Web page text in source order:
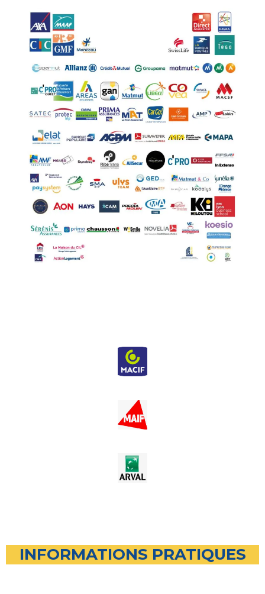
INFORMATIONS PRATIQUES